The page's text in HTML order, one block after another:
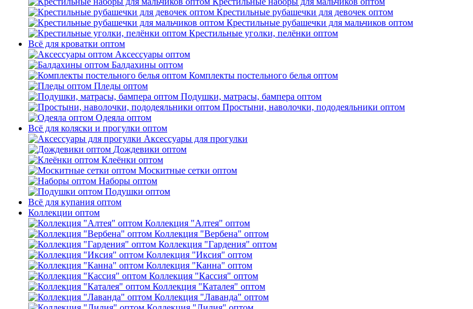
Крестильные рубашечки для девочек оптом
Крестильные рубашечки для мальчиков оптом
Крестильные уголки, пелёнки оптом
Всё для кроватки оптом
Аксессуары оптом
Балдахины оптом
Комплекты постельного белья оптом
Пледы оптом
Подушки, матрасы, бампера оптом
Простыни, наволочки, пододеяльники оптом
Одеяла оптом
Всё для коляски и прогулки оптом
Аксессуары для прогулки
Дождевики оптом
Клеёнки оптом
Москитные сетки оптом
Наборы оптом
Подушки оптом
Всё для купания оптом
Коллекции оптом
Коллекция "Алтея" оптом
Коллекция "Вербена" оптом
Коллекция "Гардения" оптом
Коллекция "Иксия" оптом
Коллекция "Канна" оптом
Коллекция "Кассия" оптом
Коллекция "Каталея" оптом
Коллекция "Лаванда" оптом